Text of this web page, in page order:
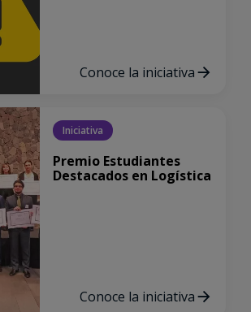
Conoce la iniciativa
Iniciativa
Premio Estudiantes
Destacados en Logística
Conoce la iniciativa